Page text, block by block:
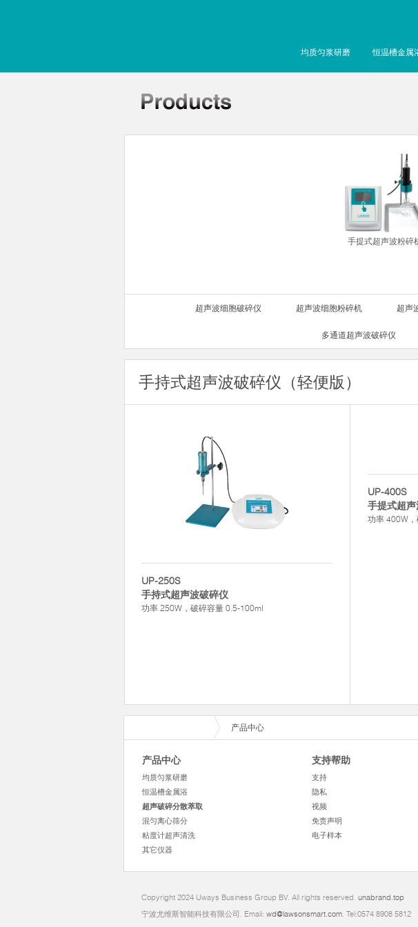
均质匀浆研磨 恒温槽金属
手提式超声波粉碎
超声波细胞破碎仪 超声波细胞粉碎机 超声
多通道超声波破碎仪
手持式超声波破碎仪（轻便版）
UP-250S
手持式超声波破碎仪
功率 250W，破碎容量 0.5-100ml
UP-400S
手提式超
功率 400W
产品中心
产品中心
均质匀浆研磨
恒温槽金属浴
超声破碎分散萃取
混匀离心筛分
粘度计超声清洗
其它仪器
支持帮助
支持
隐私
视频
免责声明
电子样本
Copyright 2024 Uways Business Group BV. All rights reserved. unabrand.top
宁波尤维斯智能科技有限公司. Email: wd@lawsonsmart.com. Tel:0574 8908 5812